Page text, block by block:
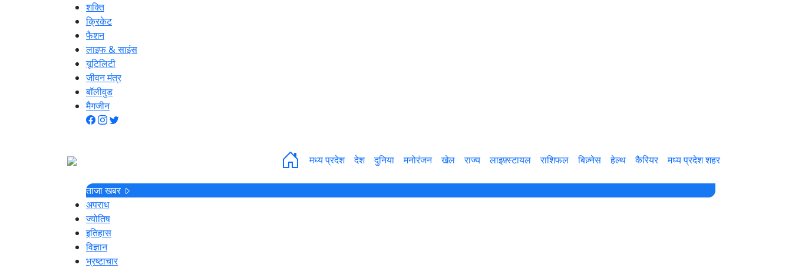
शक्ति
क्रिकेट
फैशन
लाइफ & साइंस
यूटिलिटी
जीवन मंत्र
बॉलीवुड
मैगजीन
मध्य प्रदेश देश दुनिया मनोरंजन खेल राज्य लाइफ़्स्टायल राशिफल बिज़्नेस हेल्थ कैरियर मध्य प्रदेश शहर
ताजा खबर
अपराध
ज्योतिष
इतिहास
विज्ञान
भ्रष्टाचार